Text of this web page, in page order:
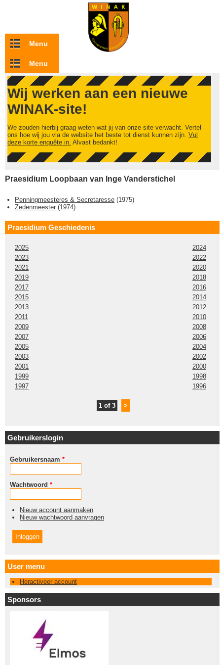
Overslaan en naar de inhoud gaan
Menu
Menu
Wij werken aan een nieuwe
WINAK-site!
We zouden hierbij graag weten wat jij van onze site verwacht. Vertel
ons hoe wij jou via de website het beste tot dienst kunnen zijn. Vul
deze korte enquête in. Alvast bedankt!
Praesidium Loopbaan van Inge Vanderstichel
Penningmeesteres & Secretaresse (1975)
Zedenmeester (1974)
Praesidium Geschiedenis
2025
2024
2023
2022
2021
2020
2019
2018
2017
2016
2015
2014
2013
2012
2011
2010
2009
2008
2007
2006
2005
2004
2003
2002
2001
2000
1999
1998
1997
1996
1 of 3 >
Gebruikerslogin
Gebruikersnaam *
Wachtwoord *
Nieuw account aanmaken
Nieuw wachtwoord aanvragen
User menu
Heractiveer account
Sponsors